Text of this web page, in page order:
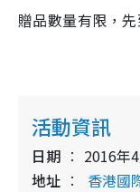
贈品數量有限，
活動資訊
日期
2016年
地址
香港國